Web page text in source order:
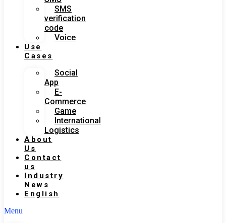
SMS
verification
code
Voice
Use
Cases
Social
App
E-
Commerce
Game
International
Logistics
About
Us
Contact
us
Industry
News
English
Menu